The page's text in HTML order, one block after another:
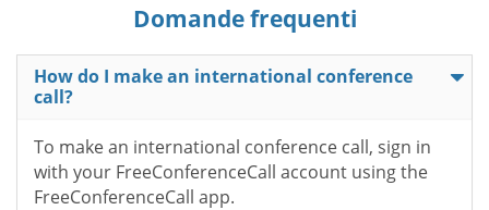
Domande frequenti
How do I make an international conference
call?
To make an international conference call, sign in
with your FreeConferenceCall account using the
FreeConferenceCall app.